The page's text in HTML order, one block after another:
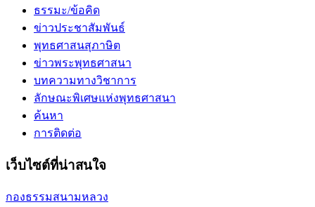
ธรรมะ/ข้อคิด
ข่าวประชาสัมพันธ์
พุทธศาสนสุภาษิต
ข่าวพระพุทธศาสนา
บทความทางวิชาการ
ลักษณะพิเศษแห่งพุทธศาสนา
ค้นหา
การติดต่อ
เว็บไซต์ที่น่าสนใจ
กองธรรมสนามหลวง